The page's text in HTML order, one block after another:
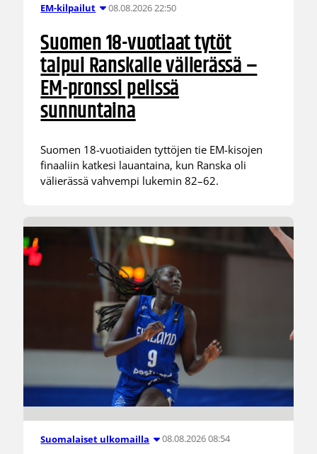
EM-kilpailut 08.08.2026 22:50
Suomen 18-vuotiaat tytöt
taipui Ranskalle välierässä –
EM-pronssi pelissä
sunnuntaina
Suomen 18-vuotiaiden tyttöjen tie EM-kisojen
finaaliin katkesi lauantaina, kun Ranska oli
välierässä vahvempi lukemin 82–62.
Suomalaiset ulkomailla 08.08.2026 08:54